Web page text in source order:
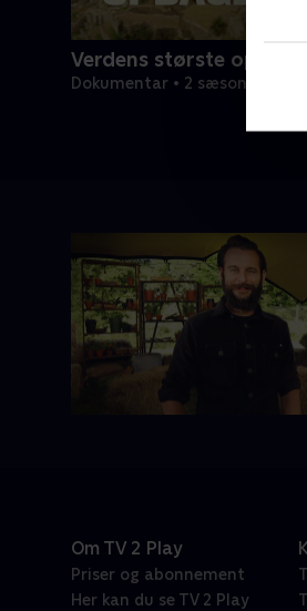
Verdens største
Dokumentar • 2 sæsoner
Om TV 2 Play
Priser og abonnement
Her kan du se TV 2 Play